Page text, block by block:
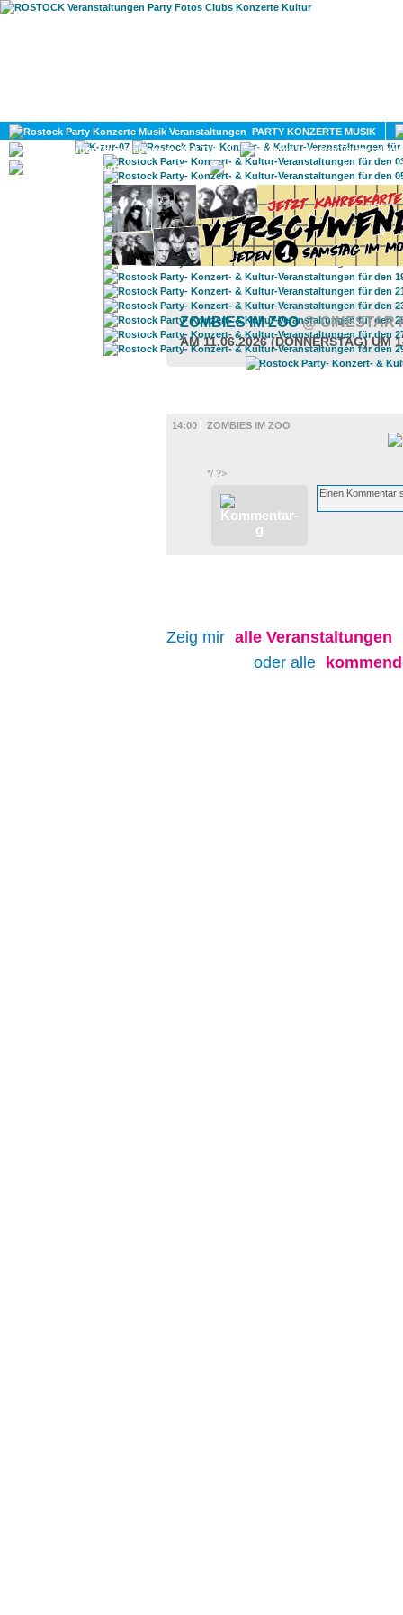
PARTY KONZERTE MUSIK
KULTUR
GAY
ZOMBIES IM ZOO@ CINESTAR
AM 11.06.2026 (DONNERSTAG) UM
14:00
ZOMBIES IM ZOO
*/ ?>
Zeig mir alle Veranstaltungen
oder alle